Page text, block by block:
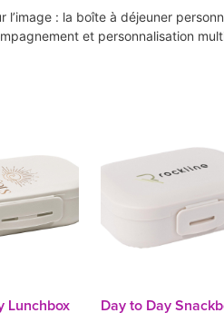
l’image : la boîte à déjeuner
et personnalisation
Lunchbox
Day to Day